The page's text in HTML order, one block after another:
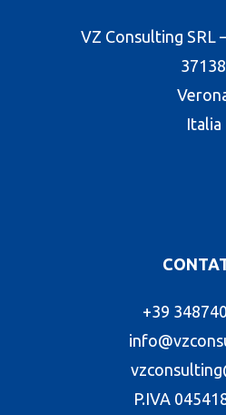
VZ Consulting SRL
37138
Italia
+39
P.IVA